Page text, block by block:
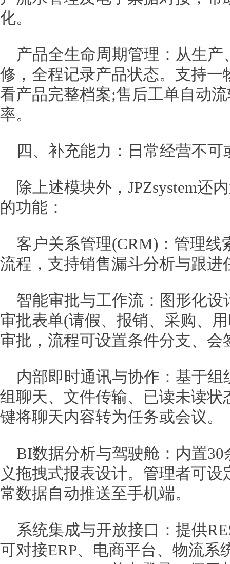
化。
产品全生命周期管理：从生
修，全程记录产品状态。支持
看产品完整档案;售后工单自动
率。
四、补充能力：日常经营不
除上述模块外，JPZsystem还
的功能：
客户关系管理(CRM)：管理线
流程，支持销售漏斗分析与跟进
智能审批与工作流：图形化
审批表单(请假、报销、采购、
审批，流程可设置条件分支、
内部即时通讯与协作：基于
组聊天、文件传输、已读未读状
键将聊天内容转为任务或会议。
BI数据分析与驾驶舱：内置
义拖拽式报表设计。管理者可
常数据自动推送至手机端。
系统集成与开放接口：提供
可对接ERP、电商平台、物流系